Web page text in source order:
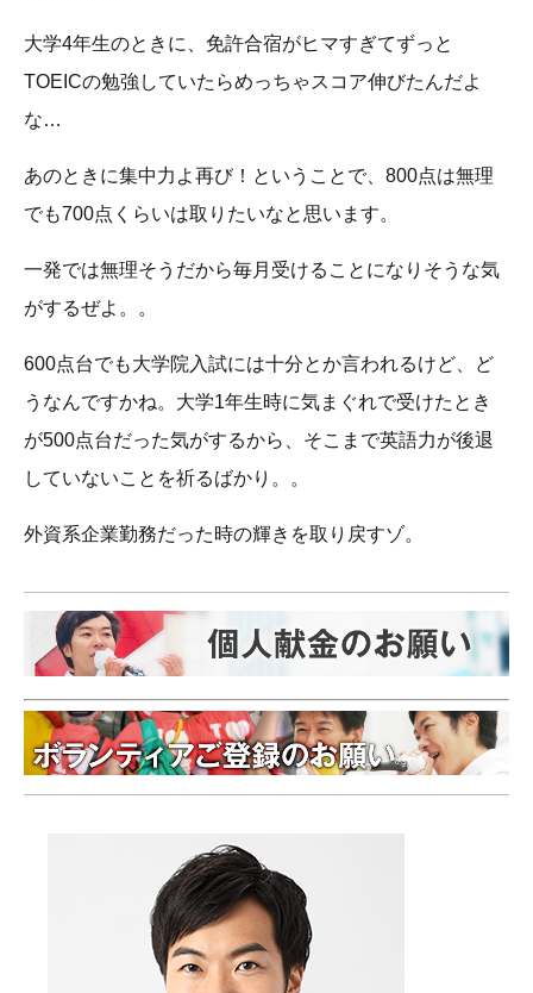
大学4年生のときに、免許合宿がヒマすぎてずっと
TOEICの勉強していたらめっちゃスコア伸びたんだよ
な…
あのときに集中力よ再び！ということで、800点は無理
でも700点くらいは取りたいなと思います。
一発では無理そうだから毎月受けることになりそうな気
がするぜよ。。
600点台でも大学院入試には十分とか言われるけど、ど
うなんですかね。大学1年生時に気まぐれで受けたとき
が500点台だった気がするから、そこまで英語力が後退
していないことを祈るばかり。。
外資系企業勤務だった時の輝きを取り戻すゾ。